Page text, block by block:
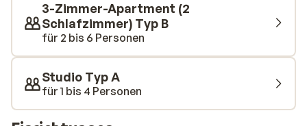
3-Zimmer-Apartment (2
Schlafzimmer) Typ B
für 2 bis 6 Personen
Studio Typ A
für 1 bis 4 Personen